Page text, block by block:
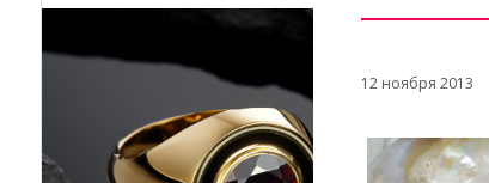
12 ноября 2013